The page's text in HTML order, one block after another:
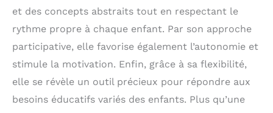
et des concepts abstraits tout en respectant le
rythme propre à chaque enfant. Par son approche
participative, elle favorise également l’autonomie et
stimule la motivation. Enfin, grâce à sa flexibilité,
elle se révèle un outil précieux pour répondre aux
besoins éducatifs variés des enfants. Plus qu’une